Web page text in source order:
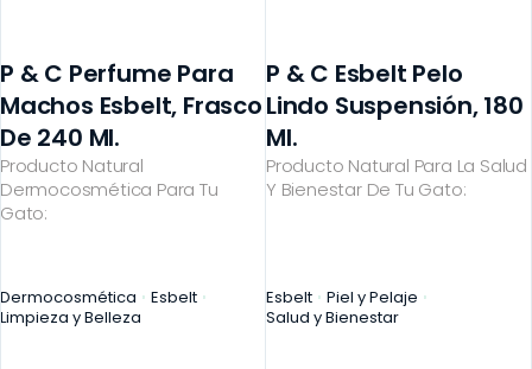
Producto Natural
Dermocosmética Para Tu
Gato:
P & C Perfume Para
Machos Esbelt, Frasco
De 240 Ml.
Dermocosmética
Esbelt
Limpieza y Belleza
Producto Natural Para La Salud
Y Bienestar De Tu Gato:
P & C Esbelt Pelo
Lindo Suspensión, 180
Ml.
Esbelt
Piel y Pelaje
Salud y Bienestar